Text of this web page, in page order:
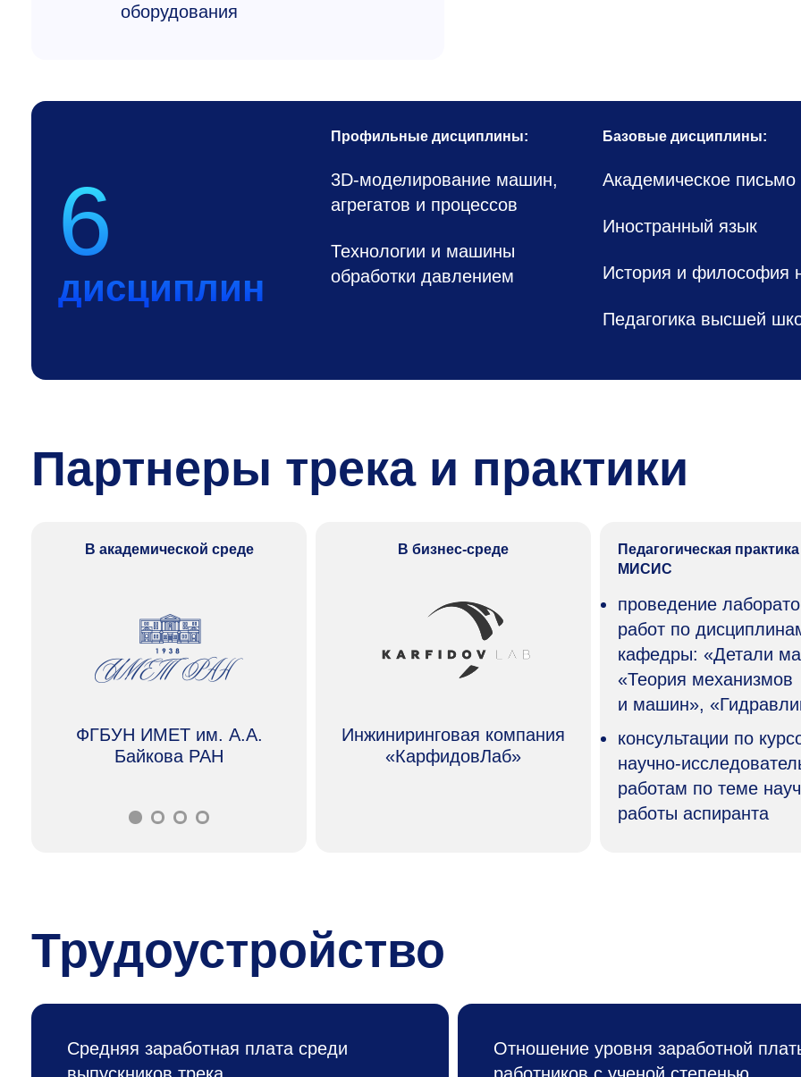
оборудования
6
дисциплин
Профильные дисциплины:
3D-моделирование машин,
агрегатов и процессов
Технологии и машины
обработки давлением
Базовые дисциплины:
Академическое письмо
Иностранный язык
История и философия
Педагогика высшей
Партнеры трека и практики
В академической среде
ФГБУН ИМЕТ им. А.А.
Байкова РАН
В бизнес-среде
Инжиниринговая компания
«КарфидовЛаб»
Педагогическая
МИСИС
проведение
работ по
кафедры: «Детали
«Теория механизмов
и машин»,
консультации по
научно-
работам по теме
работы аспиранта
Трудоустройство
Средняя заработная плата среди
Отношение уровня заработной